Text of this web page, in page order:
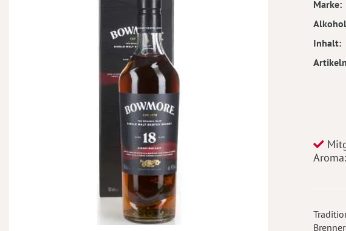
Marke
Inhalt